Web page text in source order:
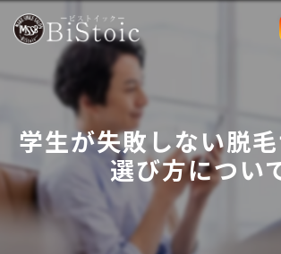
学生が失敗しない脱
選び方につい